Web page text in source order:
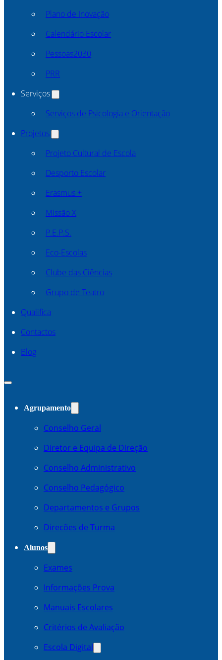
Plano de Inovação
Calendário Escolar
Pessoas2030
PRR
Serviços
Serviços de Psicologia e Orientação
Projetos
Projeto Cultural de Escola
Desporto Escolar
Erasmus +
Missão X
P.E.P.S.
Eco-Escolas
Clube das Ciências
Grupo de Teatro
Qualifica
Contactos
Blog
Agrupamento
Conselho Geral
Diretor e Equipa de Direção
Conselho Administrativo
Conselho Pedagógico
Departamentos e Grupos
Direcões de Turma
Alunos
Exames
Informações Prova
Manuais Escolares
Critérios de Avaliação
Escola Digital